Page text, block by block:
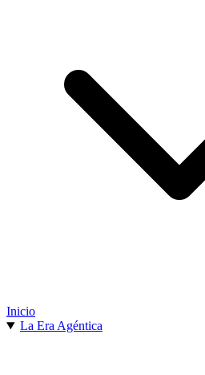
Inicio
La Era Agéntica